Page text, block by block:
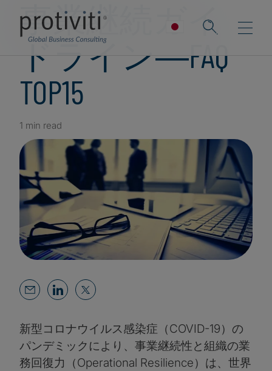
事業継続ガイ
ドライン―FAQ
TOP15
1 min read
新型コロナウイルス感染症（COVID-19）の
パンデミックにより、事業継続性と組織の業
務回復力（Operational Resilience）は、世界